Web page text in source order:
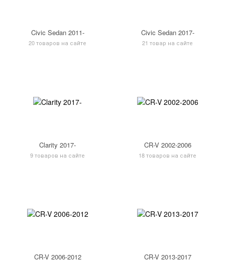
Civic Sedan 2011-
20 товаров на сайте
Civic Sedan 2017-
21 товар на сайте
Clarity 2017-
9 товаров на сайте
CR-V 2002-2006
18 товаров на сайте
CR-V 2006-2012 CR-V 2013-2017